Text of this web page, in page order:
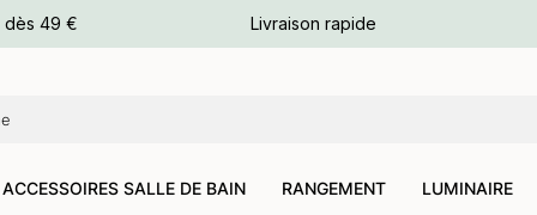
dès 49 € Livraison rapide
ACCESSOIRES SALLE DE BAIN RANGEMENT LUMINAIRE